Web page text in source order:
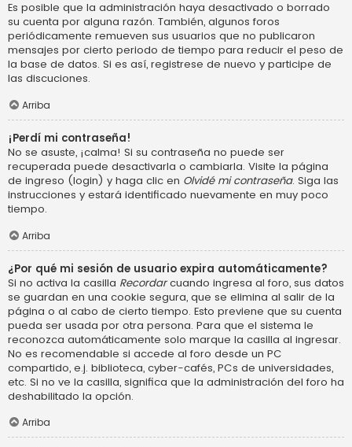
Es posible que la administración haya desactivado o borrado
su cuenta por alguna razón. También, algunos foros
periódicamente remueven sus usuarios que no publicaron
mensajes por cierto periodo de tiempo para reducir el peso de
la base de datos. Si es así, registrese de nuevo y participe de
las discuciones.
Arriba
¡Perdí mi contraseña!
No se asuste, ¡calma! Si su contraseña no puede ser
recuperada puede desactivarla o cambiarla. Visite la página
de ingreso (login) y haga clic en Olvidé mi contraseña. Siga las
instrucciones y estará identificado nuevamente en muy poco
tiempo.
Arriba
¿Por qué mi sesión de usuario expira automáticamente?
Si no activa la casilla Recordarcuando ingresa al foro, sus datos
se guardan en una cookie segura, que se elimina al salir de la
página o al cabo de cierto tiempo. Esto previene que su cuenta
pueda ser usada por otra persona. Para que el sistema le
reconozca automáticamente solo marque la casilla al ingresar.
No es recomendable si accede al foro desde un PC
compartido, e.j. biblioteca, cyber-cafés, PCs de universidades,
etc. Si no ve la casilla, significa que la administración del foro ha
deshabilitado la opción.
Arriba